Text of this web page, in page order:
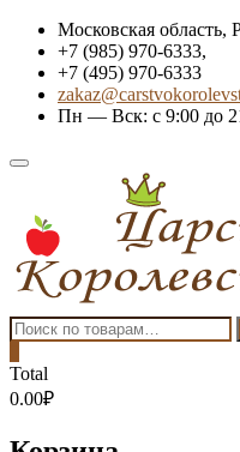
Skip
content
Московская область,
+7 (985) 970-6333,
+7 (495) 970-6333
Пн — Вск: с 9:00 до
Topbar
Искать:
Total
0.00₽